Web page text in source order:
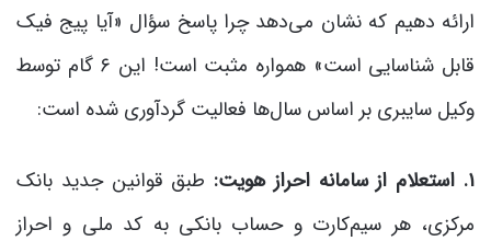
ارائه دهیم که نشان می‌دهد چرا پاسخ سؤال «آیا پیج فیک
قابل شناسایی است» همواره مثبت است! این ۶ گام توسط
وکیل سایبری بر اساس سال‌ها فعالیت گردآوری شده است:
۱. استعلام از سامانه احراز هویت:
طبق قوانین جدید بانک
مرکزی، هر سیم‌کارت و حساب بانکی به کد ملی و احراز